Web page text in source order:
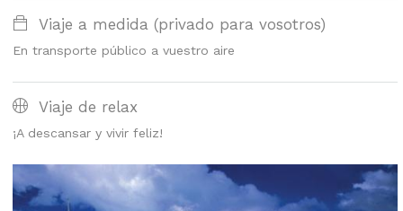
Viaje a medida (privado para vosotros)
En transporte público a vuestro aire
Viaje de relax
¡A descansar y vivir feliz!